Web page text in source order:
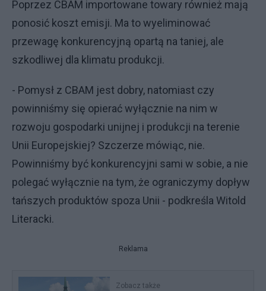
Poprzez CBAM importowane towary również mają
ponosić koszt emisji. Ma to wyeliminować
przewagę konkurencyjną opartą na taniej, ale
szkodliwej dla klimatu produkcji.
- Pomysł z CBAM jest dobry, natomiast czy
powinniśmy się opierać wyłącznie na nim w
rozwoju gospodarki unijnej i produkcji na terenie
Unii Europejskiej? Szczerze mówiąc, nie.
Powinniśmy być konkurencyjni sami w sobie, a nie
polegać wyłącznie na tym, że ograniczymy dopływ
tańszych produktów spoza Unii - podkreśla Witold
Literacki.
Reklama
Zobacz także